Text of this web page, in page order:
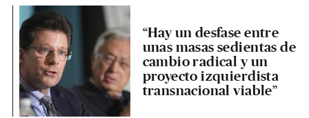
“Hay un desfase entre
unas masas sedientas de
cambio radical y un
proyecto izquierdista
transnacional viable”